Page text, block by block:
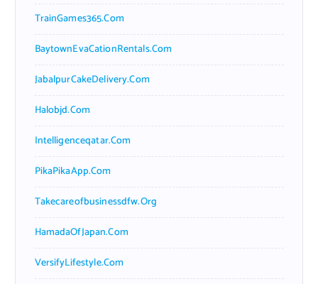
TrainGames365.com
BaytownEvaCationRentals.com
JabalpurCakeDelivery.com
Halobjd.com
Intelligenceqatar.com
PikaPikaApp.com
Takecareofbusinessdfw.org
HamadaOfJapan.com
VersifyLifestyle.com